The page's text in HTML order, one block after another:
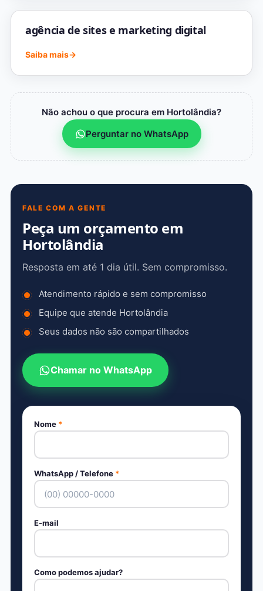
agência de sites e marketing digital
Saiba mais→
Não achou o que procura em Hortolândia?
Perguntar no WhatsApp
FALE COM A GENTE
Peça um orçamento em
Hortolândia
Resposta em até 1 dia útil. Sem compromisso.
Atendimento rápido e sem compromisso
Equipe que atende Hortolândia
Seus dados não são compartilhados
Chamar no WhatsApp
Nome *
WhatsApp / Telefone *
E-mail
Como podemos ajudar?